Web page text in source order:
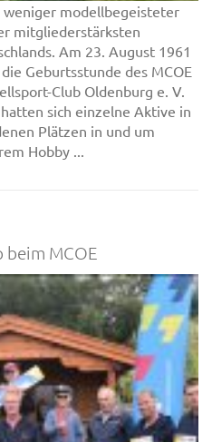
modellbegeisteter
mitgliederstärksten
Am 23. August 1961
Geburtsstunde des MCOE
Club Oldenburg e. V.
sich einzelne Aktive in
Plätzen in und um
Hobby ...
MCOE